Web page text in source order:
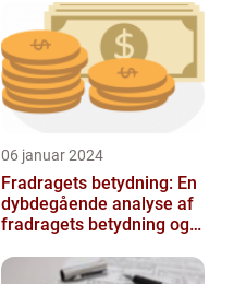
finansieri...
06 januar 2024
Fradragets betydning: En
dybdegående analyse af
fradragets betydning og